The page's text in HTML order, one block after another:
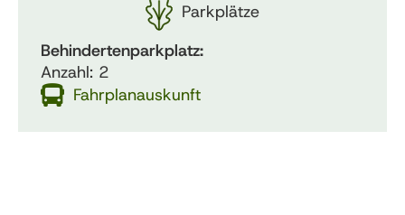
Parkplätze
Behindertenparkplatz:
Anzahl: 2
Fahrplanauskunft